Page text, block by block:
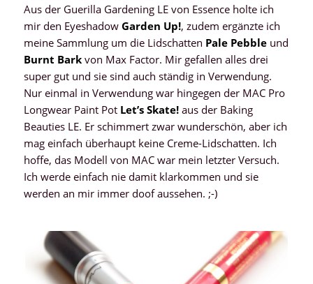
Aus der Guerilla Gardening LE von Essence holte ich
mir den Eyeshadow Garden Up!, zudem ergänzte ich
meine Sammlung um die Lidschatten Pale Pebbleund
Burnt Barkvon Max Factor. Mir gefallen alles drei
super gut und sie sind auch ständig in Verwendung.
Nur einmal in Verwendung war hingegen der MAC Pro
Longwear Paint Pot Let’s Skate!aus der Baking
Beauties LE. Er schimmert zwar wunderschön, aber ich
mag einfach überhaupt keine Creme-Lidschatten. Ich
hoffe, das Modell von MAC war mein letzter Versuch.
Ich werde einfach nie damit klarkommen und sie
werden an mir immer doof aussehen. ;-)